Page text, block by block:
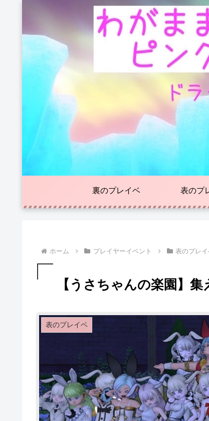
裏のプレイベ 表のプ
ホーム プレイヤーイベント 表のプレ
【うさちゃんの楽園】
表のプレイベ